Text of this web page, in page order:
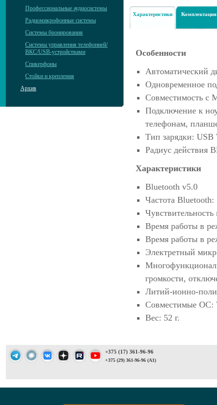
Профессиональные аудиосистемы
Радиомикрофонные системы
Системы бронирования
Системы управления телефонией/
ВКС/USB-устройствами
Спикерфоны
Стойки и крепления
Архив
Характеристики Комплектация
Особенности
Автоматический
Одновременное
Совместимость с
Подключение к
телефонам,
Тип зарядки: USB
Радиус действия
Характеристики
Bluetooth v5.0
Частота
Время работы в
Время работы в
Электретный
громкости,
Литий-ионно-
Совместимые ОС:
Вес: 52 г.
+375 (17) 361-96-96
+375 (29) 361-96-96 (A1)